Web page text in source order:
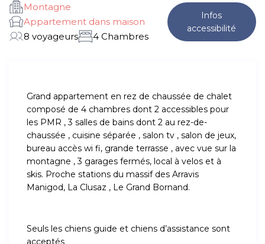
Montagne
Appartement dans maison
8 voyageurs
4 Chambres
Infos
accessibilité
Grand appartement en rez de chaussée de chalet
composé de 4 chambres dont 2 accessibles pour
les PMR , 3 salles de bains dont 2 au rez-de-
chaussée , cuisine séparée , salon tv , salon de jeux,
bureau accès wi fi, grande terrasse , avec vue sur la
montagne , 3 garages fermés, local à velos et à
skis. Proche stations du massif des Arravis
Manigod, La Clusaz , Le Grand Bornand.
Seuls les chiens guide et chiens d’assistance sont
acceptés